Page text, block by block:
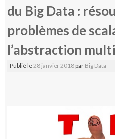
du Big Data :
problèmes de
l’abstraction
Publié le 28 janvier 2018par Big Data